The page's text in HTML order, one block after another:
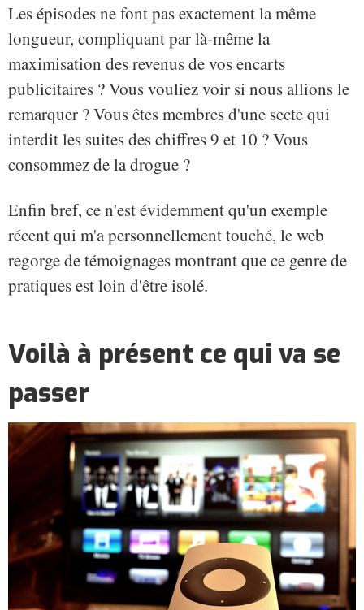
Les épisodes ne font pas exactement la même
longueur, compliquant par là-même la
maximisation des revenus de vos encarts
publicitaires ? Vous vouliez voir si nous allions le
remarquer ? Vous êtes membres d'une secte qui
interdit les suites des chiffres 9 et 10 ? Vous
consommez de la drogue ?
Enfin bref, ce n'est évidemment qu'un exemple
récent qui m'a personnellement touché, le web
regorge de témoignages montrant que ce genre de
pratiques est loin d'être isolé.
Voilà à présent ce qui va se
passer